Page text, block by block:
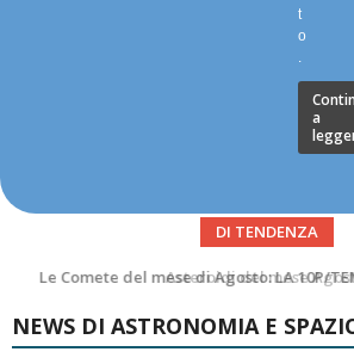
t
o
.
a
DI TENDENZA
Asteroidi del mese Agosto
NEWS DI ASTRONOMIA E